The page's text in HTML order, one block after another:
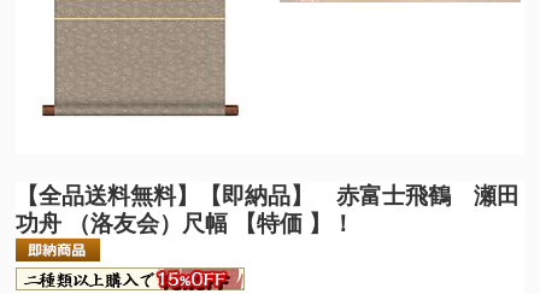
【全品送料無料】
【即納品】 赤富士飛鶴 瀬田
功舟 （洛友会）尺幅 【特価 】！